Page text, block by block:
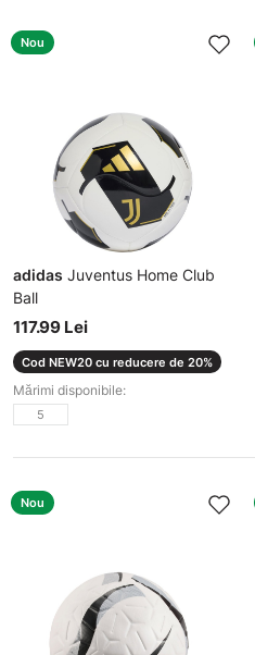
Nou
adidas Juventus Home Club
Ball
Minge
117.99 Lei
Cod NEW20 cu reducere de 20%
Mărimi disponibile:
5
Nou